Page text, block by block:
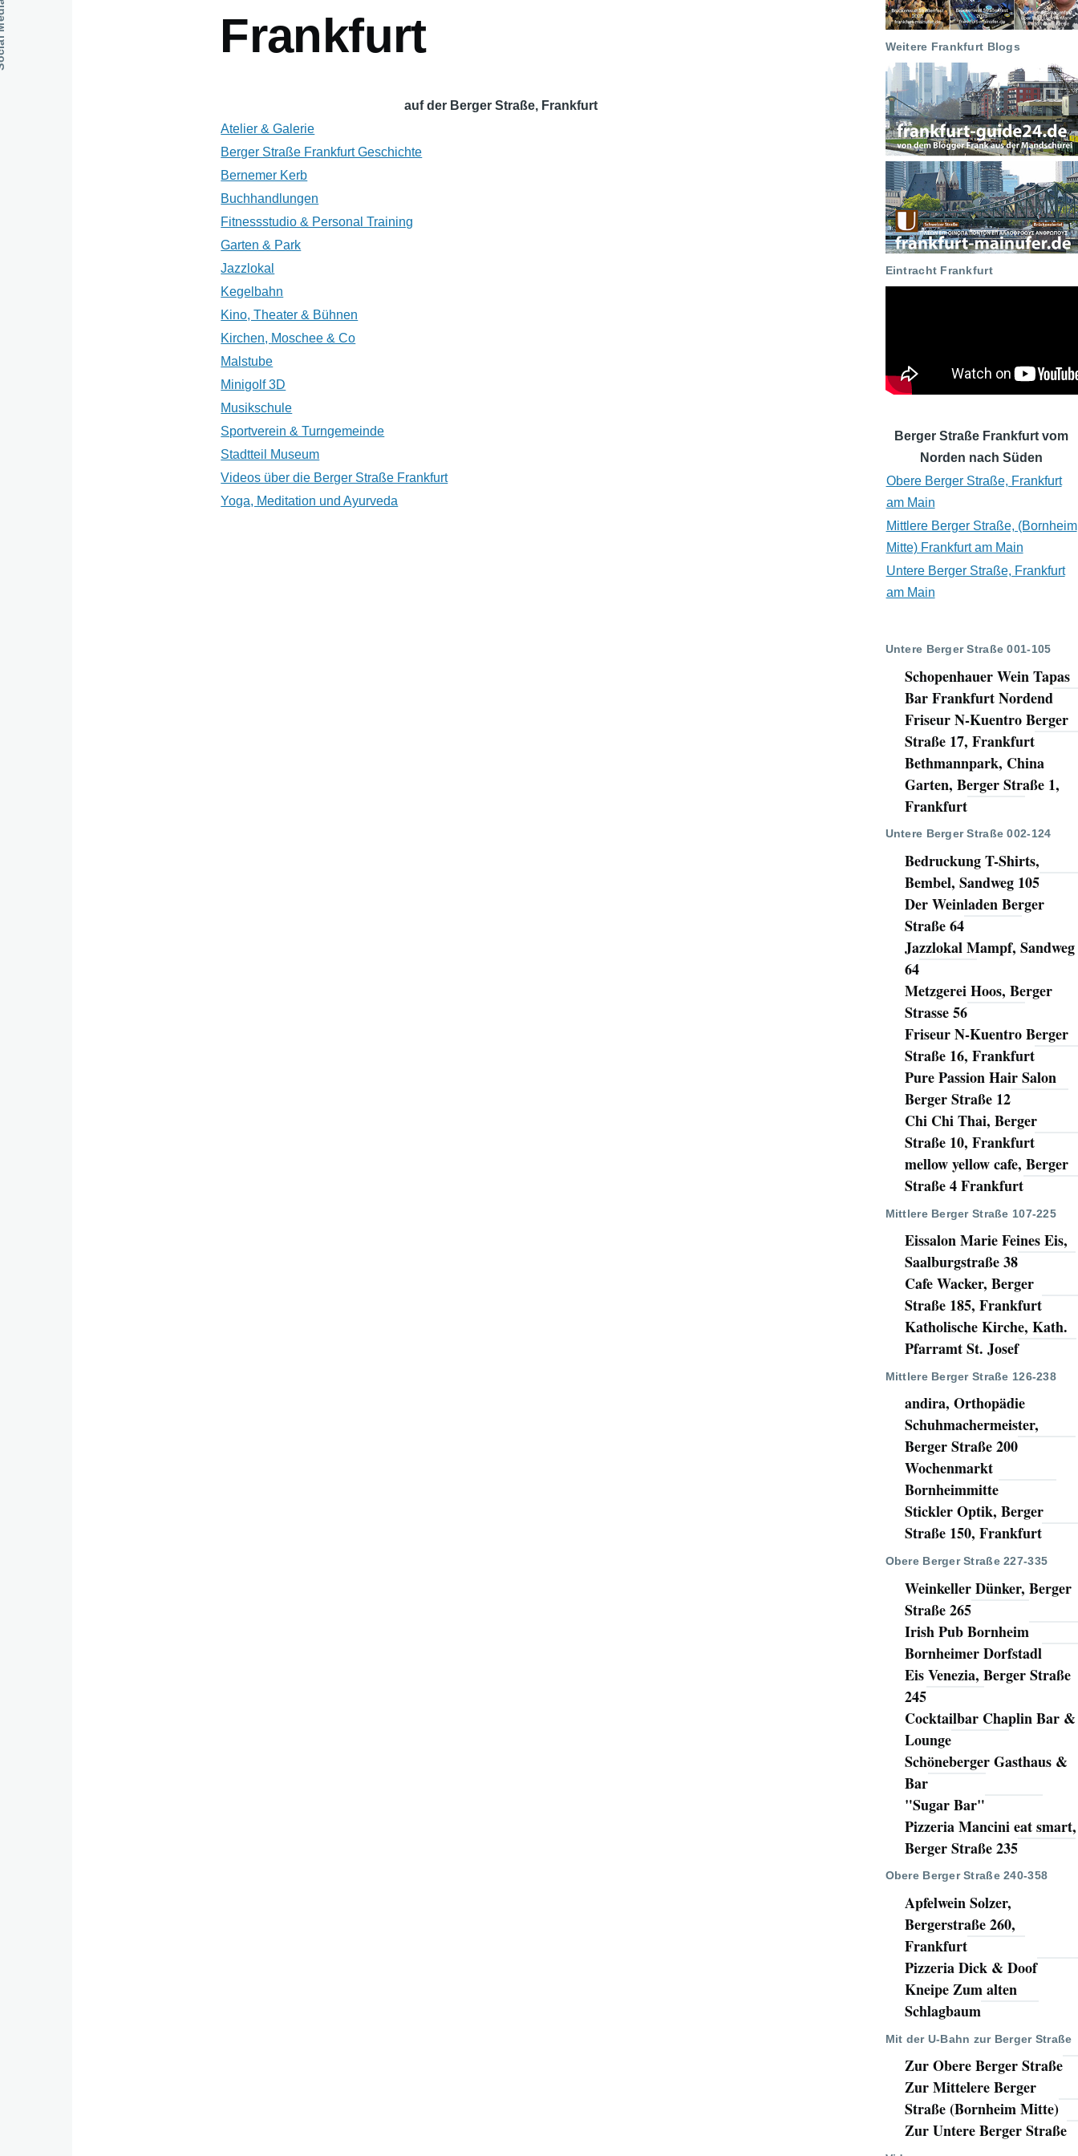
Frankfurt
auf der Berger Straße, Frankfurt
Atelier & Galerie
Berger Straße Frankfurt Geschichte
Bernemer Kerb
Buchhandlungen
Fitnessstudio & Personal Training
Garten & Park
Jazzlokal
Kegelbahn
Kino, Theater & Bühnen
Kirchen, Moschee & Co
Malstube
Minigolf 3D
Musikschule
Sportverein & Turngemeinde
Stadtteil Museum
Videos über die Berger Straße Frankfurt
Yoga, Meditation und Ayurveda
Weitere Frankfurt Blogs
Eintracht Frankfurt
Berger Straße Frankfurt vom
Norden nach Süden
Obere Berger Straße, Frankfurt
am Main
Mittlere Berger Straße, (Bornheim
Mitte) Frankfurt am Main
Untere Berger Straße, Frankfurt
am Main
Untere Berger Straße 001-105
Schopenhauer Wein Tapas
Bar Frankfurt Nordend
Friseur N-Kuentro Berger
Straße 17, Frankfurt
Bethmannpark, China
Garten, Berger Straße 1,
Frankfurt
Untere Berger Straße 002-124
Bedruckung T-Shirts,
Bembel, Sandweg 105
Der Weinladen Berger
Straße 64
Jazzlokal Mampf, Sandweg
64
Metzgerei Hoos, Berger
Strasse 56
Friseur N-Kuentro Berger
Straße 16, Frankfurt
Pure Passion Hair Salon
Berger Straße 12
Chi Chi Thai, Berger
Straße 10, Frankfurt
mellow yellow cafe, Berger
Straße 4 Frankfurt
Mittlere Berger Straße 107-225
Eissalon Marie Feines Eis,
Saalburgstraße 38
Cafe Wacker, Berger
Straße 185, Frankfurt
Katholische Kirche, Kath.
Pfarramt St. Josef
Mittlere Berger Straße 126-238
andira, Orthopädie
Schuhmachermeister,
Berger Straße 200
Wochenmarkt
Bornheimmitte
Stickler Optik, Berger
Straße 150, Frankfurt
Obere Berger Straße 227-335
Weinkeller Dünker, Berger
Straße 265
Irish Pub Bornheim
Bornheimer Dorfstadl
Eis Venezia, Berger Straße
245
Cocktailbar Chaplin Bar &
Lounge
Schöneberger Gasthaus &
Bar
"Sugar Bar"
Pizzeria Mancini eat smart,
Berger Straße 235
Obere Berger Straße 240-358
Apfelwein Solzer,
Bergerstraße 260,
Frankfurt
Pizzeria Dick & Doof
Kneipe Zum alten
Schlagbaum
Mit der U-Bahn zur Berger Straße
Zur Obere Berger Straße
Zur Mittelere Berger
Straße (Bornheim Mitte)
Zur Untere Berger Straße